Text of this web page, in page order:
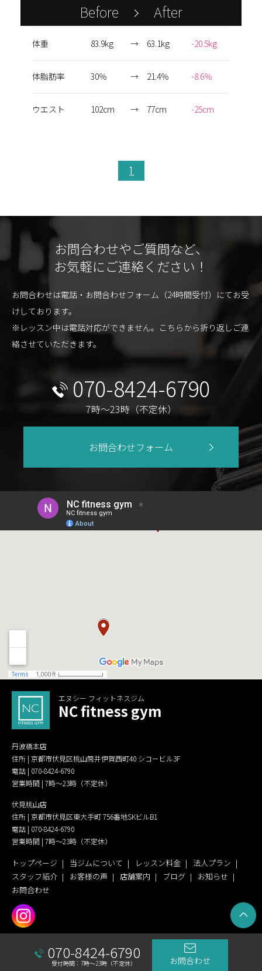
Before After
体重 83.9kg → 63.1kg -20.5kg
体脂肪率 30％ → 21.4％ -8.6％
ウエスト 102cm → 77cm -25cm
1
お問合わせやご質問など、
お気軽にご連絡ください！
お問合わせは電話・お問合わせフォーム（24時間受付）にてお受
けしております。
※レッスン中は電話対応ができません。こちらから折り返しご連
絡させていただきます。
070-8424-6790
7時〜23時（不定休）
お問合わせフォーム
070-8424-6790
受付時間：7時〜23時（不定休） お問合わせ
NC fitness gym
エヌシー フィットネスジム
丹波橋本店
住所 | 京都市伏見区桃山筒井伊賀西町40 シコービル3F
電話 | 070-8424-6790
営業時間 | 7時〜23時（不定休）
伏見桃山店
住所 | 京都市伏見区東大手町 756番地SKビルB1
電話 | 070-8424-6790
営業時間 | 7時〜23時（不定休）
トップページ 当ジムについて レッスン料金
法人プラン
スタッフ紹介
お客様の声 店舗案内 ブログ
お知らせ
お問合わせ
© 2023 NC fitness gym.